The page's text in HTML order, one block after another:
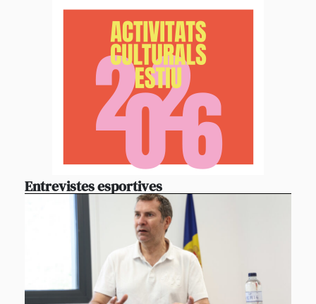
Entrevistes esportives